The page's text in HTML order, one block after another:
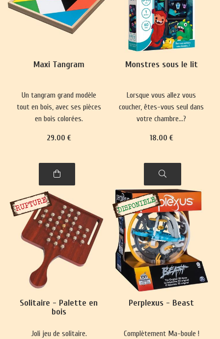
Maxi Tangram
Un tangram grand modèle
tout en bois, avec ses pièces
en bois colorées.
29.00 €
Monstres sous le lit
Lorsque vous allez vous
coucher, êtes-vous seul dans
votre chambre…?
18.00 €
Solitaire - Palette en
bois
Joli jeu de solitaire.
Perplexus - Beast
Complètement Ma-boule !